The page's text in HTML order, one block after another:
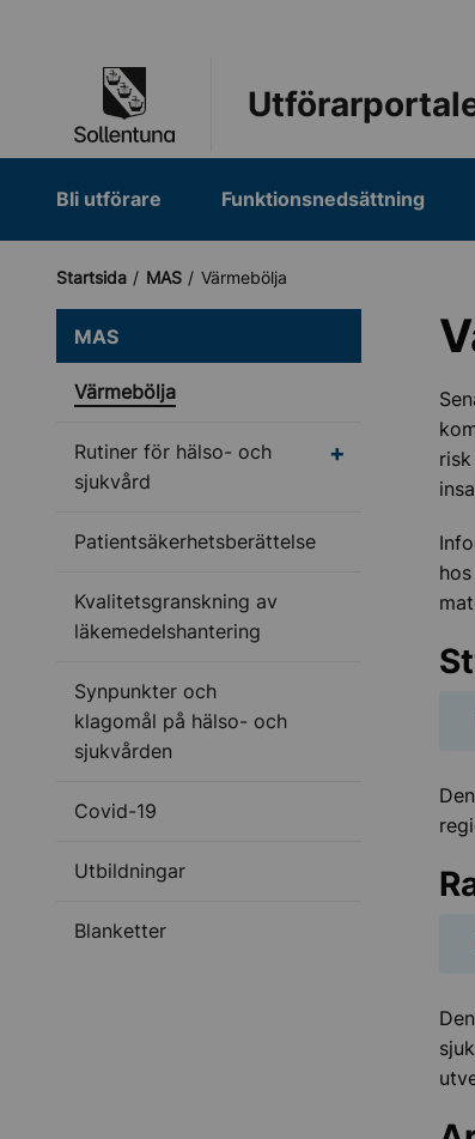
Bli utförare Funktionsnedsättning
Startsida MAS Värmebölja
MAS
Värmebölja
Rutiner för hälso- och
sjukvård
Undermeny för
Patientsäkerhetsberättelse
Kvalitetsgranskning av
läkemedelshantering
Synpunkter och
klagomål på hälso- och
sjukvården
Covid-19
Utbildningar
Blanketter